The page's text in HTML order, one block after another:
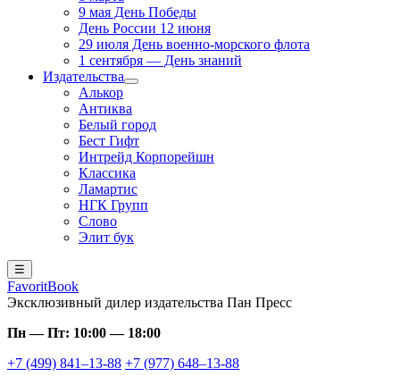
9 мая День Победы
День России 12 июня
29 июля День военно-морского флота
1 сентября — День знаний
Издательства
Алькор
Антиква
Белый город
Бест Гифт
Интрейд Корпорейшн
Классика
Ламартис
НГК Групп
Слово
Элит бук
☰
FavoritBook
Эксклюзивный дилер издательства Пан Пресс
Пн — Пт: 10:00 — 18:00
+7 (499) 841–13-88 +7 (977) 648–13-88